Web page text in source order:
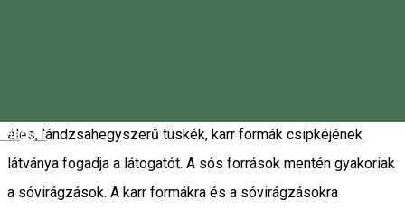
Magyar
éles, lándzsahegyszerű tüskék, karr formák csipkéjének
látványa fogadja a látogatót. A sós források mentén gyakoriak
a sóvirágzások. A karr formákra és a sóvirágzásokra